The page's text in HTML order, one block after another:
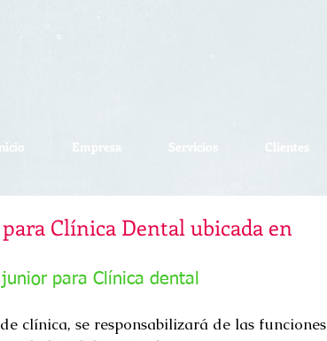
Empresa Servicios Clientes
Clínica Dental ubicada en
para Clínica dental
clínica, se responsabilizará de las funciones